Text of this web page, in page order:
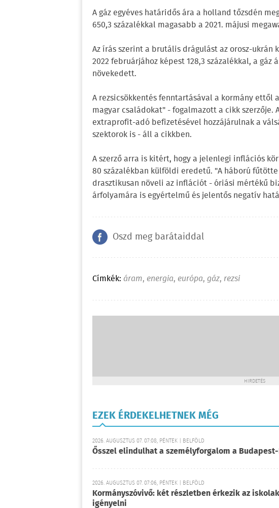
A gáz egyéves határidős ára a holland tőzsdén
650,3 százalékkal magasabb a 2021. májusi
Az írás szerint a brutális drágulást az orosz-ukrán
2022 februárjához képest 128,3 százalékkal, a gáz
növekedett.
A rezsicsökkentés fenntartásával a kormány ettől
magyar családokat" - fogalmazott a cikk szerzője.
extraprofit-adó befizetésével hozzájárulnak a
szektorok is - áll a cikkben.
A szerző arra is kitért, hogy a jelenlegi inflációs
80 százalékban külföldi eredetű. "A háború
drasztikusan növeli az inflációt - óriási mértékű
árfolyamára is egyértelmű és jelentős negatív
Oszd meg barátaiddal
Címkék: áram, energia, európa, gáz, rezsi
HIRDETÉS
EZEK ÉRDEKELHETNEK MÉG
2026. AUGUSZTUS 07. 07:08, PÉNTEK | BELFÖLD
Ősszel elindulhat a személyforgalom a
2026. AUGUSZTUS 07. 07:06, PÉNTEK | BELFÖLD
Kormányszóvivő: két részletben érkezik az
igényelni